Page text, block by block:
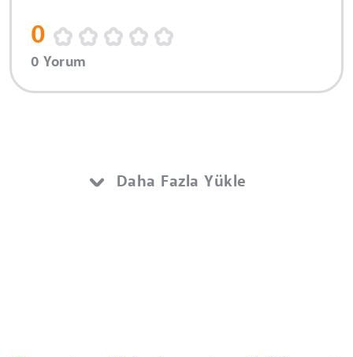
0
0 Yorum
Daha Fazla Yükle